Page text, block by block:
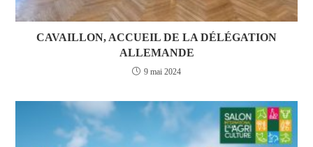
CAVAILLON, ACCUEIL DE LA DÉLÉGATION
ALLEMANDE
9 mai 2024